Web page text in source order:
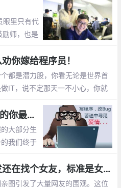
程序员的
眼里只有代
师，也是
激发程序
你嫁给程序员！
都是潜力股，你看无论是世界首
IT，说不定那天一不小心，你就
期持有型成长股
1024节日的由来,程序员的你最想对自己说的是什么？【1024程序员节日】
大部分生
我们终于
敬。
一位程序员相亲：趁头发还在找个女友，标准是女孩就行
图引发了大量网友的围观。这位